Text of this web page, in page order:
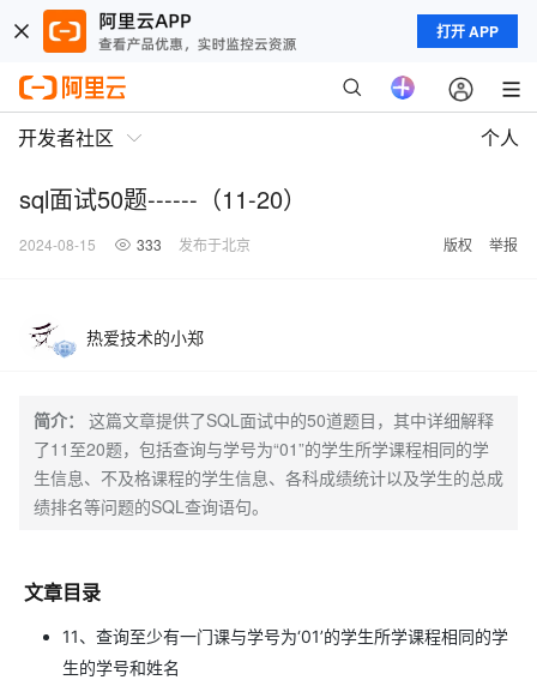
打开 APP
开发者社区 个人
sql面试50题------（11-20）
2024-08-15 333 发布于北京 版权 举报
热爱技术的小郑
简介：
这篇文章提供了SQL面试中的50道题目，其中详细解释
了11至20题，包括查询与学号为“01”的学生所学课程相同的学
生信息、不及格课程的学生信息、各科成绩统计以及学生的总成
绩排名等问题的SQL查询语句。
文章目录
11、查询至少有一门课与学号为‘01’的学生所学课程相同的学
生的学号和姓名